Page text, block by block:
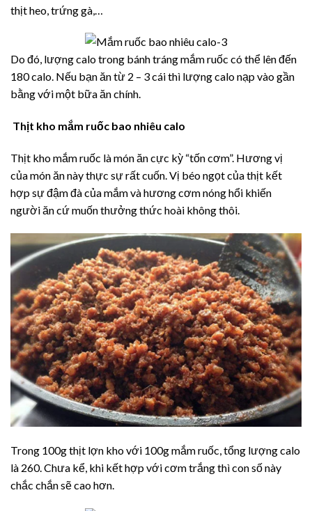
thịt heo, trứng gà,…
Do đó, lượng calo trong bánh tráng mắm ruốc có thể lên đến
180 calo. Nếu bạn ăn từ 2 – 3 cái thì lượng calo nạp vào gần
bằng với một bữa ăn chính.
Thịt kho mắm ruốc bao nhiêu calo
Thịt kho mắm ruốc là món ăn cực kỳ “tốn cơm”. Hương vị
của món ăn này thực sự rất cuốn. Vị béo ngọt của thịt kết
hợp sự đậm đà của mắm và hương cơm nóng hổi khiến
người ăn cứ muốn thưởng thức hoài không thôi.
Trong 100g thịt lợn kho với 100g mắm ruốc, tổng lượng calo
là 260. Chưa kể, khi kết hợp với cơm trắng thì con số này
chắc chắn sẽ cao hơn.